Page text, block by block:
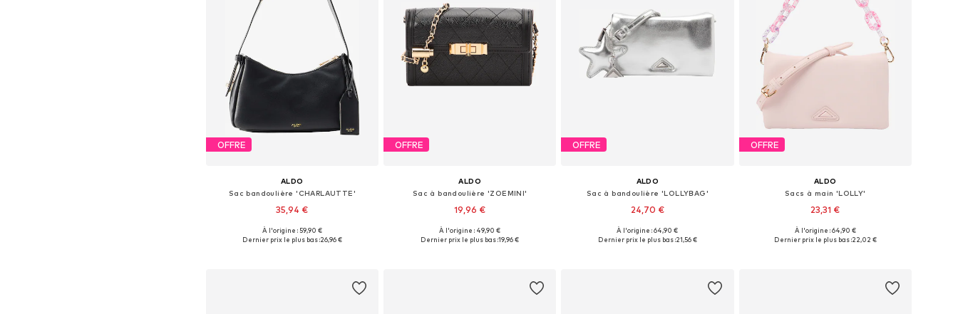
OFFRE
ALDO
Sac bandoulière 'CHARLAUTTE'
35,94 €
Tailles disponibles: One Size
À l'origine : 59,90 €
Dernier prix le plus bas :26,96 €
OFFRE
ALDO
Sac à bandoulière 'ZOEMINI'
19,96 €
Tailles disponibles: One Size
À l'origine : 49,90 €
Dernier prix le plus bas :19,96 €
OFFRE
ALDO
Sac à bandoulière 'LOLLYBAG'
24,70 €
Tailles disponibles: One Size
À l'origine : 64,90 €
Dernier prix le plus bas :21,56 €
OFFRE
ALDO
Sacs à main 'LOLLY'
23,31 €
Tailles disponibles: One Size
À l'origine : 64,90 €
Dernier prix le plus bas :22,02 €